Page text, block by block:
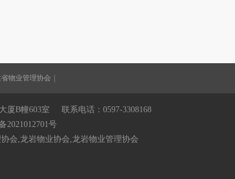
物业管理协会
厦B幢603室 联系电话：0597-3308168
2021012701号
会,龙岩物业协会,龙岩物业管理协会